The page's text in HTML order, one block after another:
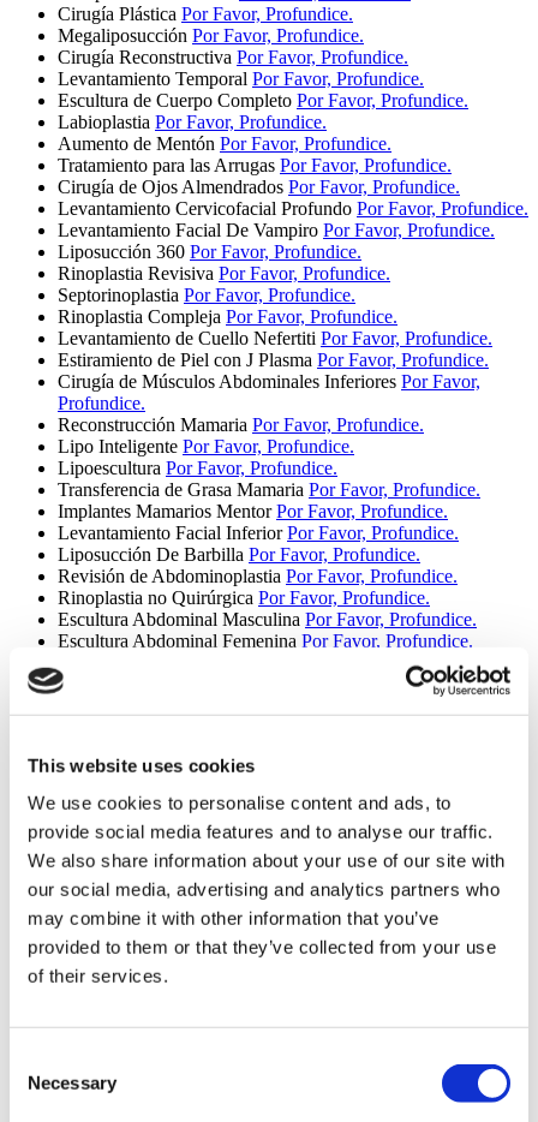
This website uses cookies
We use cookies to personalise content and ads, to
provide social media features and to analyse our traffic.
We also share information about your use of our site with
our social media, advertising and analytics partners who
may combine it with other information that you’ve
provided to them or that they’ve collected from your use
of their services.
Selection
Necessary
Cirugía Plástica Por Favor, Profundice.
Megaliposucción Por Favor, Profundice.
Cirugía Reconstructiva Por Favor, Profundice.
Levantamiento Temporal Por Favor, Profundice.
Escultura de Cuerpo Completo Por Favor, Profundice.
Labioplastia Por Favor, Profundice.
Aumento de Mentón Por Favor, Profundice.
Tratamiento para las Arrugas Por Favor, Profundice.
Cirugía de Ojos Almendrados Por Favor, Profundice.
Levantamiento Cervicofacial Profundo Por Favor, Profundice.
Levantamiento Facial De Vampiro Por Favor, Profundice.
Liposucción 360 Por Favor, Profundice.
Rinoplastia Revisiva Por Favor, Profundice.
Septorinoplastia Por Favor, Profundice.
Rinoplastia Compleja Por Favor, Profundice.
Levantamiento de Cuello Nefertiti Por Favor, Profundice.
Estiramiento de Piel con J Plasma Por Favor, Profundice.
Cirugía de Músculos Abdominales Inferiores Por Favor,
Profundice.
Reconstrucción Mamaria Por Favor, Profundice.
Lipo Inteligente Por Favor, Profundice.
Lipoescultura Por Favor, Profundice.
Transferencia de Grasa Mamaria Por Favor, Profundice.
Implantes Mamarios Mentor Por Favor, Profundice.
Levantamiento Facial Inferior Por Favor, Profundice.
Liposucción De Barbilla Por Favor, Profundice.
Revisión de Abdominoplastia Por Favor, Profundice.
Rinoplastia no Quirúrgica Por Favor, Profundice.
Escultura Abdominal Masculina Por Favor, Profundice.
Escultura Abdominal Femenina Por Favor, Profundice.
Por Favor,
Profundice.
Estiramiento Con Hilos Por Favor, Profundice.
Cirugía de Mandíbula
Por Favor, Profundice.
Revisión De Estiramiento Facial Por Favor, Profundice.
Lipectomía en Cinturón Por Favor, Profundice.
Reducción De La Frente Por Favor, Profundice.
Rinoplastia Étnica
Por Favor, Profundice.
Toque MonaLisa Por Favor, Profundice.
Cirugía Plástica Post Pérdida de Peso Por Favor, Profundice.
Remoción De Implante De Gluteos Por Favor, Profundice.
Skinny BBL
Parpado Superior
Realce Labios Por Favor, Profundice.
Eliminación De Grasa Bucal
Por Favor, Profundice.